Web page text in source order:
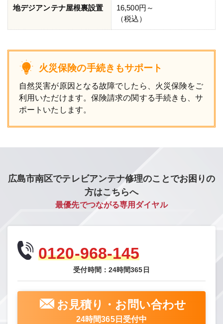
地デジアンテナ屋根裏設置
16,500円～
（税込）
火災保険の手続きもサポート
自然災害が原因となる故障でしたら、火災保険をご
利用いただけます。保険請求の関する手続きも、サ
ポートいたします。
広島市南区でテレビアンテナ修理のことでお困りの
方はこちらへ
最優先でつながる専用ダイヤル
0120-968-145
受付時間：24時間365日
お見積り・お問い合わせ
24時間365日受付中